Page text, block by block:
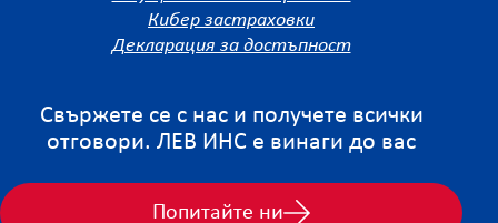
Кибер застраховки
Декларация за достъпност
Свържете се с нас и получете всички
отговори. ЛЕВ ИНС е винаги до вас
Попитайте ни